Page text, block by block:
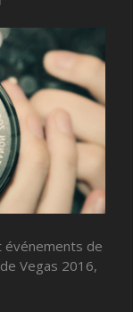
événements de
Vegas 2016,